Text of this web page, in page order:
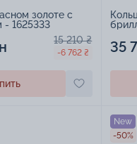
золоте с
- 1625333
15 210 ₴
-6 762 ₴ 35
New
-50%